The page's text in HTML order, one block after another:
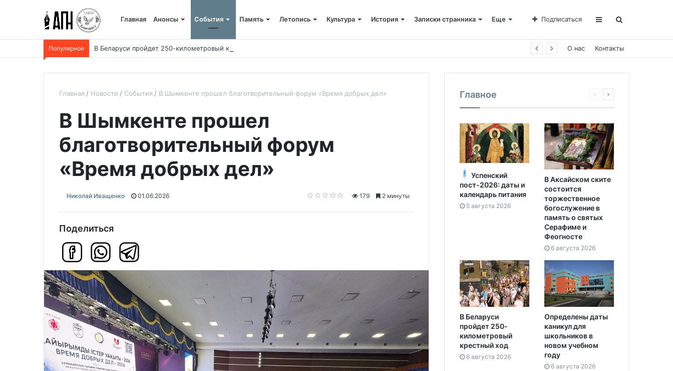
Главная Анонсы События Память Летопись Культура История Записки странника Еще Подписаться
Популярное В Беларуси пройдет 250-километровый крестный ход О нас Контакты
Главная Новости События В Шымкенте прошел благотворительный форум «Время добрых дел»
В Шымкенте прошел
благотворительный форум
«Время добрых дел»
Николай Иващенко 01.06.2026 179 2 минуты
Поделиться
Главное
Успенский
пост-2026: даты и
календарь питания
5 августа 2026
В Аксайском ските
состоится
торжественное
богослужение в
память о святых
Серафиме и
Феогносте
6 августа 2026
В Беларуси
пройдет 250-
километровый
крестный ход
6 августа 2026
Определены даты
каникул для
школьников в
новом учебном
году
6 августа 2026